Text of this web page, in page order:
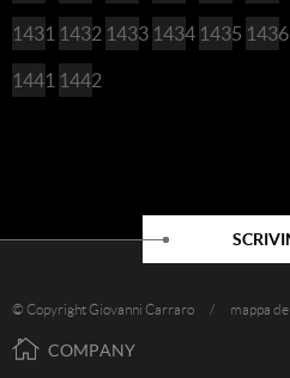
1431 1432 1433 1434 1435 1436
1441 1442
© Copyright Giovanni Carraro / mappa
COMPANY